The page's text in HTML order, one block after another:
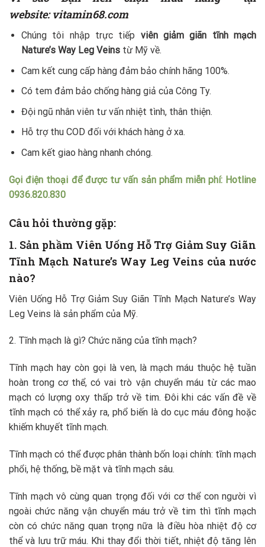
website: vitamin68.com
Chúng tôi nhập trực tiếp viên giảm giãn tĩnh mạch
Nature’s Way Leg Veins từ Mỹ về.
Cam kết cung cấp hàng đảm bảo chính hãng 100%.
Có tem đảm bảo chống hàng giả của Công Ty.
Đội ngũ nhân viên tư vấn nhiệt tình, thân thiện.
Hỗ trợ thu COD đối với khách hàng ở xa.
Cam kết giao hàng nhanh chóng.
Gọi điện thoại để được tư vấn sản phẩm miễn phí: Hotline
0936.820.830
Câu hỏi thường gặp:
1. Sản phầm Viên Uống Hỗ Trợ Giảm Suy Giãn
Tĩnh Mạch Nature’s Way Leg Veins của nước
nào?
Viên Uống Hỗ Trợ Giảm Suy Giãn Tĩnh Mạch Nature’s Way
Leg Veins là sản phẩm của Mỹ.
2. Tĩnh mạch là gì? Chức năng của tĩnh mạch?
Tĩnh mạch hay còn gọi là ven, là mạch máu thuộc hệ tuần
hoàn trong cơ thể, có vai trò vận chuyển máu từ các mao
mạch có lượng oxy thấp trở về tim. Đôi khi các vấn đề về
tĩnh mạch có thể xảy ra, phổ biến là do cục máu đông hoặc
khiếm khuyết tĩnh mạch.
Tĩnh mạch có thể được phân thành bốn loại chính: tĩnh mạch
phổi, hệ thống, bề mặt và tĩnh mạch sâu.
Tĩnh mạch vô cùng quan trọng đối với cơ thể con người vì
ngoài chức năng vận chuyển máu trở về tim thì tĩnh mạch
còn có chức năng quan trọng nữa là điều hòa nhiệt độ cơ
thể và lưu trữ máu. Khi thay đổi thời tiết, nhiệt độ tăng lên